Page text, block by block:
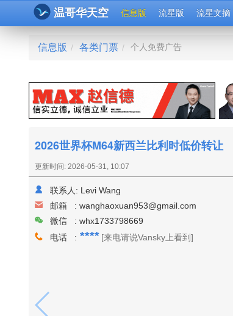
温哥华天空 信息版 流星版 流星文摘
信息版 / 各类门票 / 个人免费广告
2026世界杯M64新西兰比利时低价转让
更新时间: 2026-05-31, 10:07
联系人: Levi Wang
邮箱 : wanghaoxuan953@gmail.com
微信 : whx1733798669
电话 : **** [来电请说Vansky上看到]